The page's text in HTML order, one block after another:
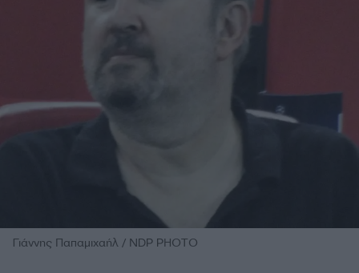
Γιάννης Παπαμιχαήλ / NDP PHOTO